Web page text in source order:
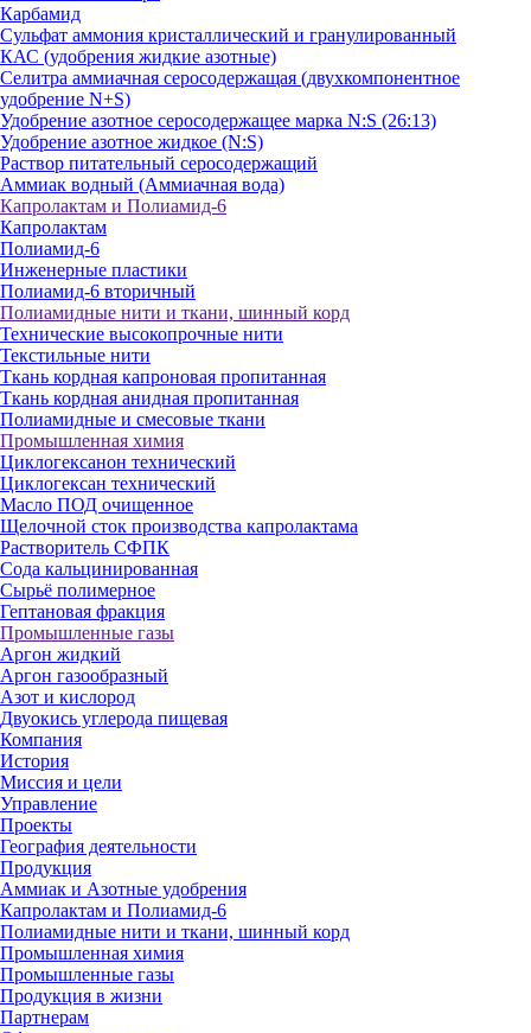
Карбамид
Сульфат аммония кристаллический и гранулированный
КАС (удобрения жидкие азотные)
Селитра аммиачная серосодержащая (двухкомпонентное
удобрение N+S)
Удобрение азотное серосодержащее марка N:S (26:13)
Удобрение азотное жидкое (N:S)
Раствор питательный серосодержащий
Аммиак водный (Аммиачная вода)
Капролактам и Полиамид-6
Капролактам
Полиамид-6
Инженерные пластики
Полиамид-6 вторичный
Полиамидные нити и ткани, шинный корд
Технические высокопрочные нити
Текстильные нити
Ткань кордная капроновая пропитанная
Ткань кордная анидная пропитанная
Полиамидные и смесовые ткани
Промышленная химия
Циклогексанон технический
Циклогексан технический
Масло ПОД очищенное
Щелочной сток производства капролактама
Растворитель СФПК
Сода кальцинированная
Сырьё полимерное
Гептановая фракция
Промышленные газы
Аргон жидкий
Аргон газообразный
Азот и кислород
Двуокись углерода пищевая
Компания
История
Миссия и цели
Управление
Проекты
География деятельности
Продукция
Аммиак и Азотные удобрения
Капролактам и Полиамид-6
Полиамидные нити и ткани, шинный корд
Промышленная химия
Промышленные газы
Продукция в жизни
Партнерам